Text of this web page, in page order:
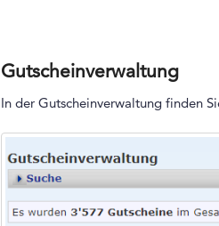
Gutscheinverwaltung
In der Gutscheinverwaltung finden